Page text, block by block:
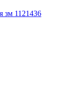
зм 1121436